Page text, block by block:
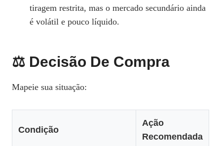
tiragem restrita, mas o mercado secundário ainda
é volátil e pouco líquido.
⚖️ Decisão De Compra
Mapeie sua situação:
Condição
Ação
Recomendada